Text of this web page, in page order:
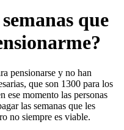
que
pensionarse y no han
que son 1300 para los
ese momento las personas
las semanas que les
no siempre es viable.